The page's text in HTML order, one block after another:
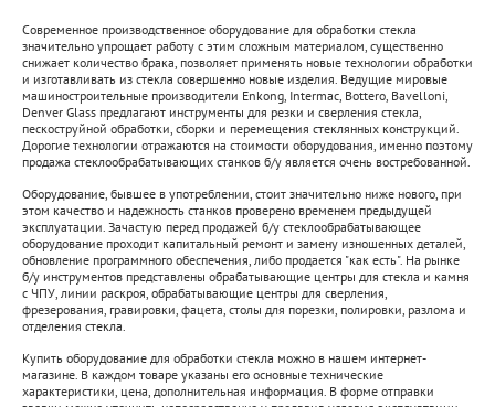
Современное производственное оборудование для обработки стекла
значительно упрощает работу с этим сложным материалом, существенно
снижает количество брака, позволяет применять новые технологии обработки
и изготавливать из стекла совершенно новые изделия. Ведущие мировые
машиностроительные производители Enkong, Intermac, Bottero, Bavelloni,
Denver Glass предлагают инструменты для резки и сверления стекла,
пескоструйной обработки, сборки и перемещения стеклянных конструкций.
Дорогие технологии отражаются на стоимости оборудования, именно поэтому
продажа стеклообрабатывающих станков б/у является очень востребованной.
Оборудование, бывшее в употреблении, стоит значительно ниже нового, при
этом качество и надежность станков проверено временем предыдущей
эксплуатации. Зачастую перед продажей б/у стеклообрабатывающее
оборудование проходит капитальный ремонт и замену изношенных деталей,
обновление программного обеспечения, либо продается "как есть". На рынке
б/у инструментов представлены обрабатывающие центры для стекла и камня
с ЧПУ, линии раскроя, обрабатывающие центры для сверления,
фрезерования, гравировки, фацета, столы для порезки, полировки, разлома и
отделения стекла.
Купить оборудование для обработки стекла можно в нашем интернет-
магазине. В каждом товаре указаны его основные технические
характеристики, цена, дополнительная информация. В форме отправки